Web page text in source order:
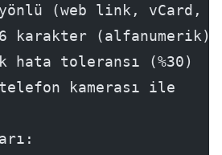
(web link, vCard,
karakter (alfanumerik)
hata toleransı (%30)
kamerası ile